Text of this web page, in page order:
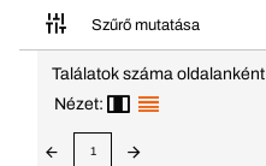
Szűrő mutatása
Találatok száma oldalanként
Nézet:
1